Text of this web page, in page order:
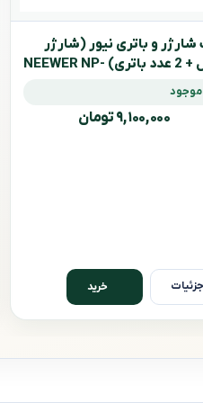
و باتری نیور (شارژر
دوبل + 2 عدد باتری) NEEWER NP-
موجود
۹,۱۰۰,۰۰۰ تومان
خرید